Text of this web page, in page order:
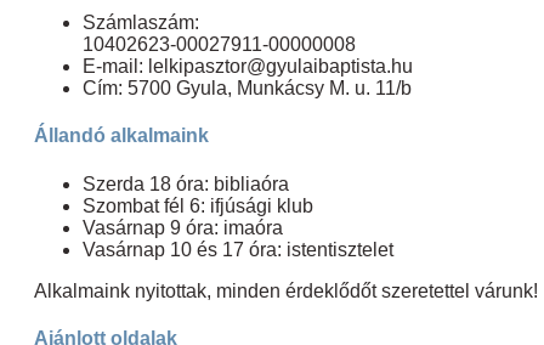
Számlaszám:
10402623-00027911-00000008
E-mail: lelkipasztor@gyulaibaptista.hu
Cím: 5700 Gyula, Munkácsy M. u. 11/b
Állandó alkalmaink
Szerda 18 óra: bibliaóra
Szombat fél 6: ifjúsági klub
Vasárnap 9 óra: imaóra
Vasárnap 10 és 17 óra: istentisztelet
Alkalmaink nyitottak, minden érdeklődőt szeretettel várunk!
Ajánlott oldalak